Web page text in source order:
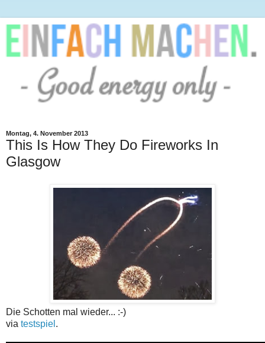
Montag, 4. November 2013
This Is How They Do Fireworks In
Glasgow
Die Schotten mal wieder... :-)
via testspiel .